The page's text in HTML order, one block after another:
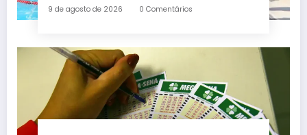
mural no Parque Oeste
9 de agosto de 2026 0 Comentários